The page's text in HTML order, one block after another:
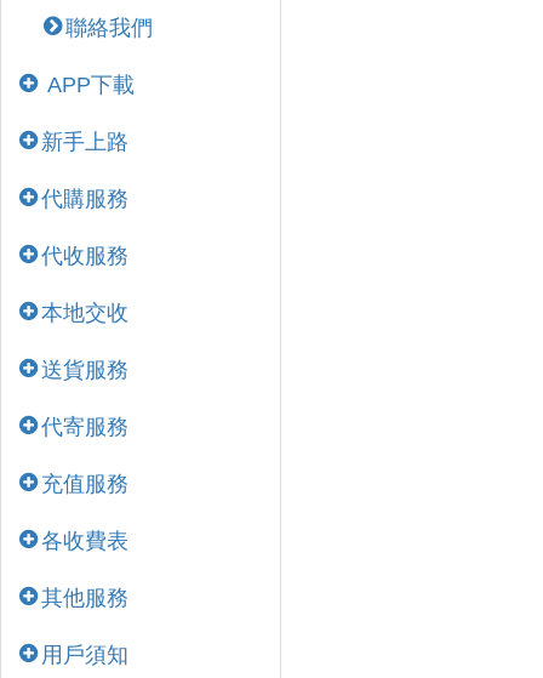
聯絡我們
APP下載
新手上路
代購服務
代收服務
本地交收
送貨服務
代寄服務
充值服務
各收費表
其他服務
用戶須知